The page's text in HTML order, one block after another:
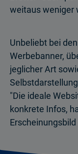
weitaus weniger
Unbeliebt bei
Werbebanner,
jeglicher Art
"Die ideale
konkrete Infos,
Erscheinungsbild